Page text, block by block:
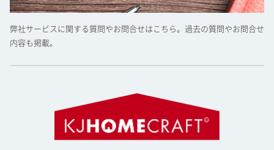
弊社サービスに関する質問やお問合せはこちら。過去の質問やお問合せ
内容も掲載。